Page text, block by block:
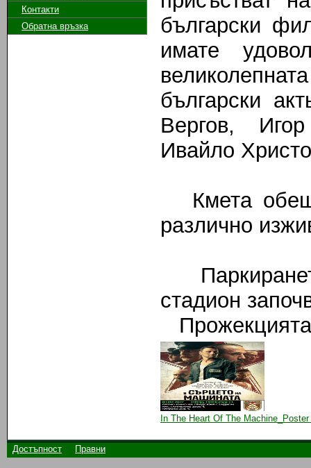
Контакти
Обратна връзка
български
имате
български
Вергов,
Ивайло
Кмета
различно
стадион
In The Heart Of The
Достъпност Правни